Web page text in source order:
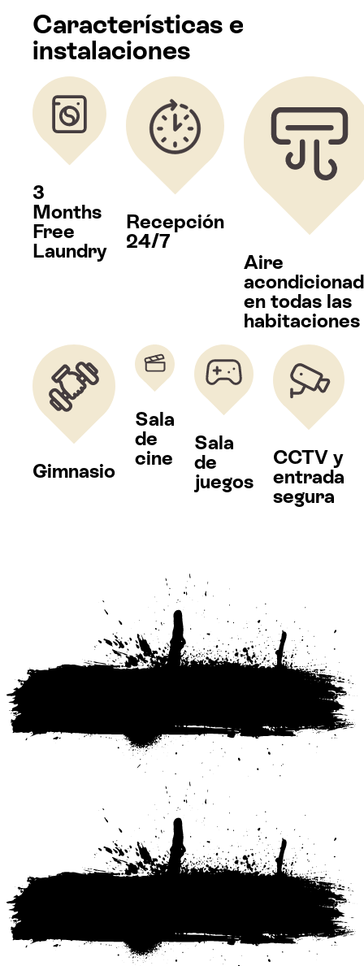
Características e
instalaciones
3
Months
Free
Laundry
Recepción
24/7
Aire
en todas las
habitaciones
Gimnasio
Sala
de
cine
Sala
de
juegos
CCTV y
entrada
segura